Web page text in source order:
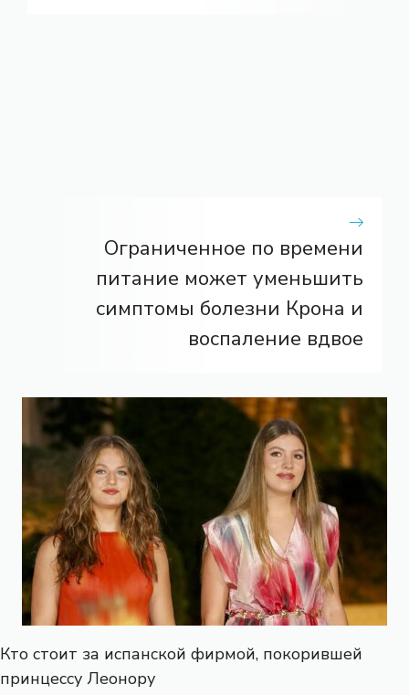
Ограниченное по времени
питание может уменьшить
симптомы болезни Крона и
воспаление вдвое
Кто стоит за испанской фирмой, покорившей
принцессу Леонору